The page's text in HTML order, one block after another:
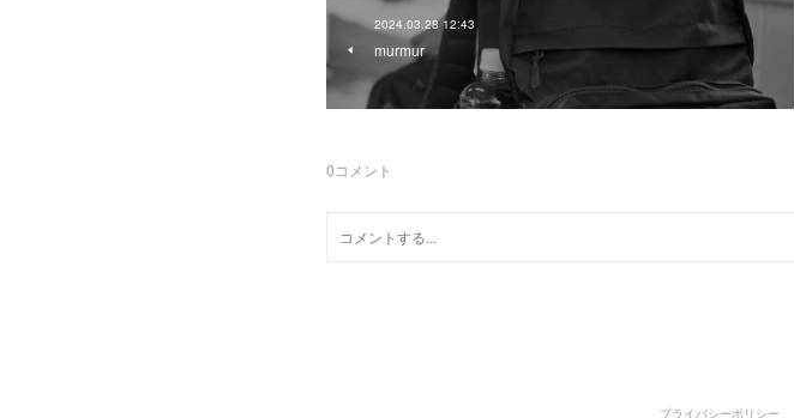
2024.03.28 12:43
murmur
0コメント
プライバシーポリシー